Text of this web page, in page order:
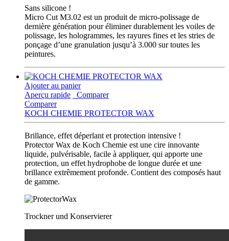
Sans silicone !
Micro Cut M3.02 est un produit de micro-polissage de
dernière génération pour éliminer durablement les voiles de
polissage, les hologrammes, les rayures fines et les stries de
ponçage d’une granulation jusqu’à 3.000 sur toutes les
peintures.
Ajouter au panier
Aperçu rapide
Comparer
Comparer
KOCH CHEMIE PROTECTOR WAX
Brillance, effet déperlant et protection intensive !
Protector Wax de Koch Chemie est une cire innovante
liquide, pulvérisable, facile à appliquer, qui apporte une
protection, un effet hydrophobe de longue durée et une
brillance extrêmement profonde. Contient des composés haut
de gamme.
Trockner und Konservierer